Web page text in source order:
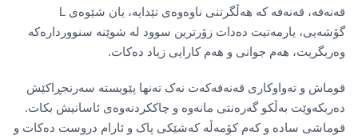
قەنەفە، قەنەفە کە هەڵگرتنی ناوەوەی تێدایە، یان شێوەی L
گۆشەیی، یارمەتیت دەدات زۆرترین سوود لە شوێنە سنووردارەکە
وەربگریت، هەم جوانی و هەم کارایی زیاد دەکات.
قوماش و تەواوکاری قەنەفەکەت نەک تەنها پێویستە سەرنجڕاکێش
دەربکەوێت بەڵکو گەرەنتی مانەوە و چاککردنەوەی ئاسانیش بکات.
قوماشی سادە و کەم کۆمەڵە کەشێکی پاک و ئارام دروست دەکات و